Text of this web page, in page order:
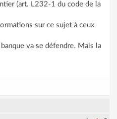
(art. L232-1 du code de la
sur ce sujet à ceux
va se défendre. Mais la